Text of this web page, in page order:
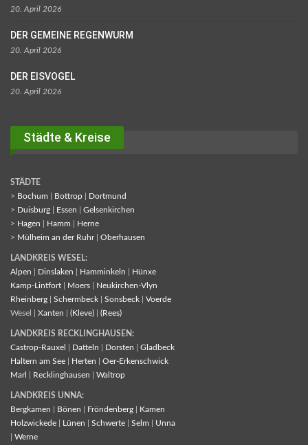
20. April 2026
DER GEMEINE REGENWURM
20. April 2026
DER EISVOGEL
20. April 2026
Städte & Kreise
STÄDTE
> Bochum Bottrop
Dortmund
> Duisburg Essen
Gelsenkirchen
> Hagen Hamm
Herne
> Mülheim an der Ruhr| Oberhausen
LANDKREIS WESEL:
Alpen
Dinslaken Hamminkeln
Hünxe
Kamp-Lintfort
Moers
Neukirchen-Vlyn
Rheinberg
Schermbeck Sonsbeck
Voerde
Wesel | Xanten (Kleve) (Rees)
LANDKREIS RECKLINGHAUSEN:
Castrop-Rauxel
Datteln Dorsten
Gladbeck
Haltern am See
Herten
Oer-Erkenschwick
Marl
Recklinghausen Waltrop
LANDKREIS UNNA:
Bergkamen
Bönen Fröndenberg
Kamen
Holzwickede
Lünen Schwerte Selm
Unna
Werne